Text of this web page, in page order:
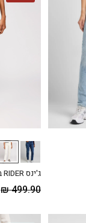
ג'ינס RIDER בגזרה ישרה
₪499.90